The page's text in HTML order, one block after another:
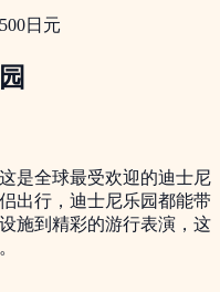
日元
是全球最受欢迎的迪士尼
出行，迪士尼乐园都能带
施到精彩的游行表演，这